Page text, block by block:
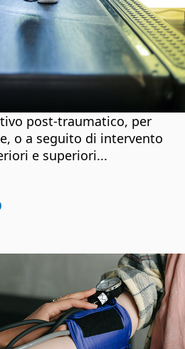
post-traumatico, per
o a seguito di intervento
e superiori...